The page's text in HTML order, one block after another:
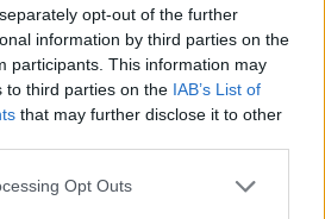
opt-out of the further
information by third parties on the
participants. This information may
to third parties on the IAB’s List of
that may further disclose it to other
Opt Outs
tájékoztató
archívuma
archívuma